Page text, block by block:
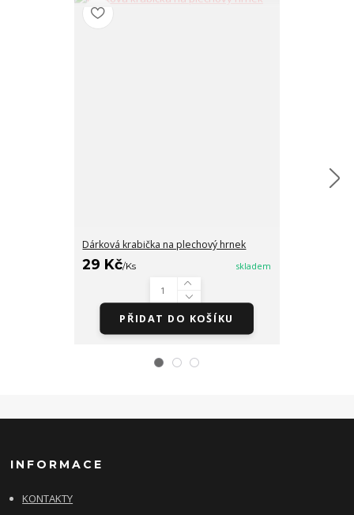
Dárková krabička na plechový hrnek
29 Kč/Ks skladem
PŘIDAT DO KOŠÍKU
INFORMACE
KONTAKTY